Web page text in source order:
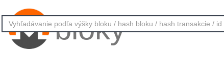
bloky